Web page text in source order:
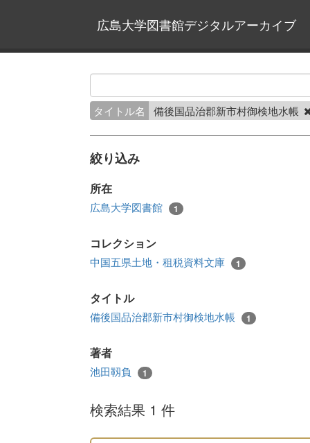
広島大学図書館デジタルアーカイブ
タイトル名 備後国品治郡新市村御検地水帳
絞り込み
所在
広島大学図書館 1
コレクション
中国五県土地・租税資料文庫 1
タイトル
備後国品治郡新市村御検地水帳 1
著者
池田靱負 1
検索結果 1 件